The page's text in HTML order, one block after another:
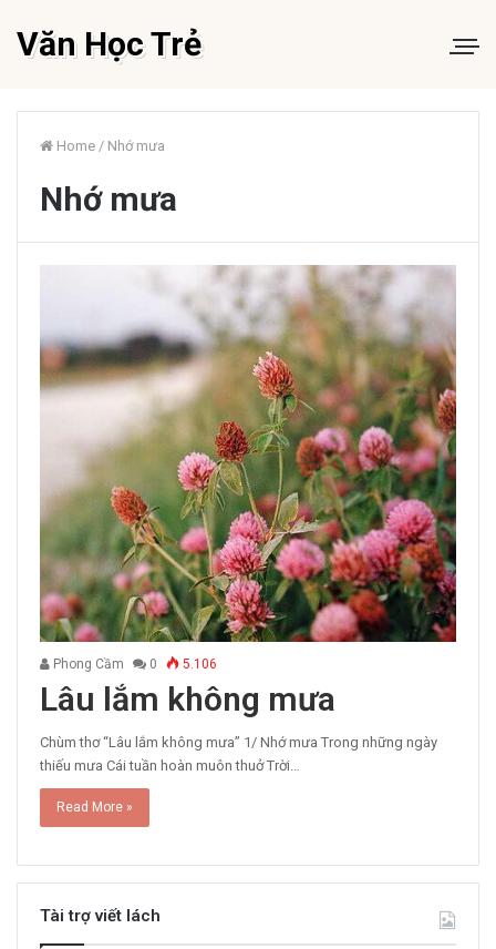
Văn Học Trẻ
Home / Nhớ mưa
Nhớ mưa
Phong Cầm 0 5.106
Lâu lắm không mưa
Chùm thơ “Lâu lắm không mưa” 1/ Nhớ mưa Trong những ngày
thiếu mưa Cái tuần hoàn muôn thuở Trời…
Read More »
Tài trợ viết lách